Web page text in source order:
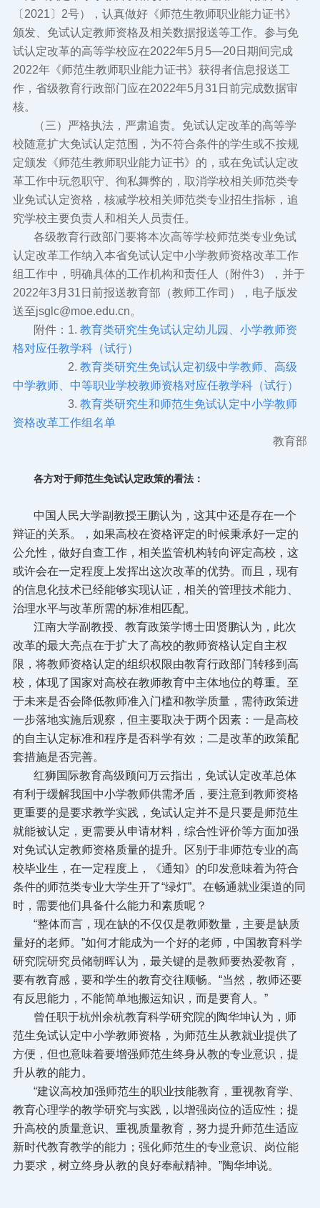
〔2021〕2号），认真做好《师范生教师职业能力证书》
颁发、免试认定教师资格及相关数据报送等工作。参与免
试认定改革的高等学校应在2022年5月5—20日期间完成
2022年《师范生教师职业能力证书》获得者信息报送工
作，省级教育行政部门应在2022年5月31日前完成数据审
核。
（三）严格执法，严肃追责。免试认定改革的高等学
校随意扩大免试认定范围，为不符合条件的学生或不按规
定颁发《师范生教师职业能力证书》的，或在免试认定改
革工作中玩忽职守、徇私舞弊的，取消学校相关师范类专
业免试认定资格，核减学校相关师范类专业招生指标，追
究学校主要负责人和相关人员责任。
各级教育行政部门要将本次高等学校师范类专业免试
认定改革工作纳入本省免试认定中小学教师资格改革工作
组工作中，明确具体的工作机构和责任人（附件3），并于
2022年3月31日前报送教育部（教师工作司），电子版发
送至jsglc@moe.edu.cn。
附件：1. 教育类研究生免试认定幼儿园、小学教师资
格对应任教学科（试行）
2. 教育类研究生免试认定初级中学教师、高级
中学教师、中等职业学校教师资格对应任教学科（试行）
3. 教育类研究生和师范生免试认定中小学教师
资格改革工作组名单
教育部
各方对于师范生免试认定政策的看法：
中国人民大学副教授王鹏认为，这其中还是存在一个
辩证的关系。，如果高校在资格评定的时候秉承好一定的
公允性，做好自查工作，相关监管机构转向评定高校，这
或许会在一定程度上发挥出这次改革的优势。而且，现有
的信息化技术已经能够实现认证，相关的管理技术能力、
治理水平与改革所需的标准相匹配。
江南大学副教授、教育政策学博士田贤鹏认为，此次
改革的最大亮点在于扩大了高校的教师资格认定自主权
限，将教师资格认定的组织权限由教育行政部门转移到高
校，体现了国家对高校在教师教育中主体地位的尊重。至
于未来是否会降低教师准入门槛和教学质量，需待政策进
一步落地实施后观察，但主要取决于两个因素：一是高校
的自主认定标准和程序是否科学有效；二是改革的政策配
套措施是否完善。
红狮国际教育高级顾问万云指出，免试认定改革总体
有利于缓解我国中小学教师供需矛盾，要注意到教师资格
更重要的是要求教学实践，免试认定并不是只要是师范生
就能被认定，更需要从申请材料，综合性评价等方面加强
对免试认定教师资格质量的提升。区别于非师范专业的高
校毕业生，在一定程度上，《通知》的印发意味着为符合
条件的师范类专业大学生开了“绿灯”。在畅通就业渠道的同
时，需要他们具备什么能力和素质呢？
“整体而言，现在缺的不仅仅是教师数量，主要是缺质
量好的老师。”如何才能成为一个好的老师，中国教育科学
研究院研究员储朝晖认为，最关键的是教师要热爱教育，
要有教育感，要和学生的教育交往顺畅。“当然，教师还要
有反思能力，不能简单地搬运知识，而是要育人。”
曾任职于杭州余杭教育科学研究院的陶华坤认为，师
范生免试认定中小学教师资格，为师范生从教就业提供了
方便，但也意味着要增强师范生终身从教的专业意识，提
升从教的能力。
“建议高校加强师范生的职业技能教育，重视教育学、
教育心理学的教学研究与实践，以增强岗位的适应性；提
升高校的质量意识、重视质量教育，努力提升师范生适应
新时代教育教学的能力；强化师范生的专业意识、岗位能
力要求，树立终身从教的良好奉献精神。”陶华坤说。